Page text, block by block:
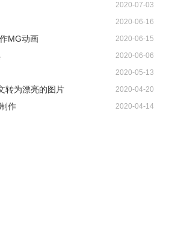
2020-07-03
2020-06-16
MG动画 2020-06-15
2020-06-06
2020-05-13
转为漂亮的图片 2020-04-20
作 2020-04-14